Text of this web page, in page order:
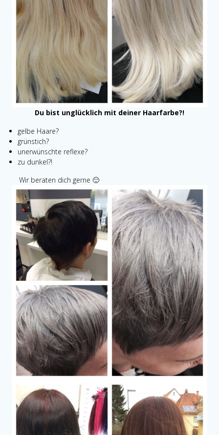
Du bist unglücklich mit deiner Haarfarbe?!
gelbe Haare?
grünstich?
unerwünschte reflexe?
zu dunkel?!
Wir beraten dich gerne 🙂